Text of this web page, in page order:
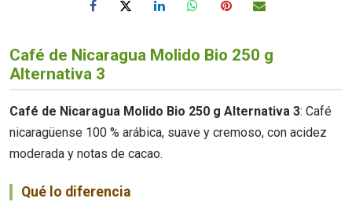
Café de Nicaragua Molido Bio 250 g
Alternativa 3
Café de Nicaragua Molido Bio 250 g Alternativa 3: Café
nicaragüense 100 % arábica, suave y cremoso, con acidez
moderada y notas de cacao.
Qué lo diferencia